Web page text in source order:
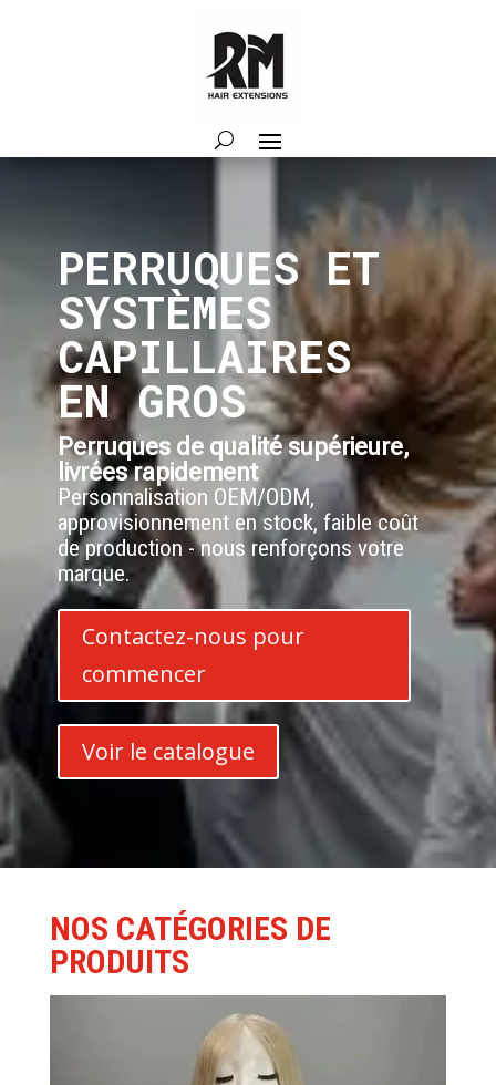
PERRUQUES ET
SYSTÈMES
CAPILLAIRES
EN GROS
Perruques de qualité supérieure,
livrées rapidement
Personnalisation OEM/ODM,
approvisionnement en stock, faible coût
de production - nous renforçons votre
marque.
Contactez-nous pour
commencer
Voir le catalogue
NOS CATÉGORIES DE
PRODUITS